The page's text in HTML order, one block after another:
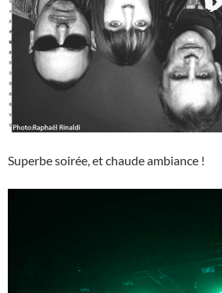
Superbe soirée, et chaude ambiance !